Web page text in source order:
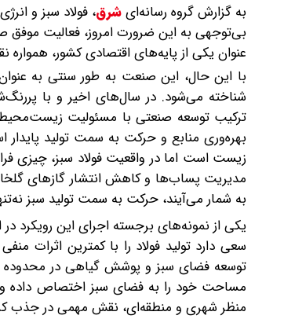
به گزارش گروه رسانه‌ایشرق، فولاد سبز و
بی‌توجهی به این ضرورت امروز، فعالیت موفق
‌عنوان یکی از پایه‌های اقتصادی کشور،
با این حال، این صنعت به ‌طور سنتی به‌
شناخته می‌شود. در سال‌های اخیر و با
ترکیب توسعه صنعتی با مسئولیت
بهره‌وری منابع و حرکت به سمت تولید پایدار
زیست است اما در واقعیت فولاد سبز، چیزی
مدیریت پساب‌ها و کاهش انتشار گازهای
به شمار می‌آیند، حرکت به سمت تولید سبز
یکی از نمونه‌های برجسته اجرای این رویکرد
سعی دارد تولید فولاد را با کمترین
توسعه فضای سبز و پوشش گیاهی در محدوده
مساحت خود را به فضای سبز اختصاص داده و
منظر شهری و منطقه‌ای، نقش مهمی در جذب